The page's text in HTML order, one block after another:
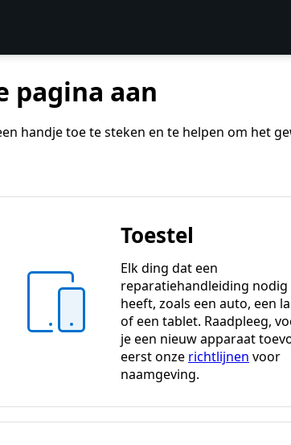
pagina aan
handje toe te steken en te helpen om het
Toestel
Elk ding dat een
reparatiehandleiding nodig
heeft, zoals een auto, een
of een tablet. Raadpleeg,
je een nieuw apparaat
eerst onze richtlijnen voor
naamgeving.